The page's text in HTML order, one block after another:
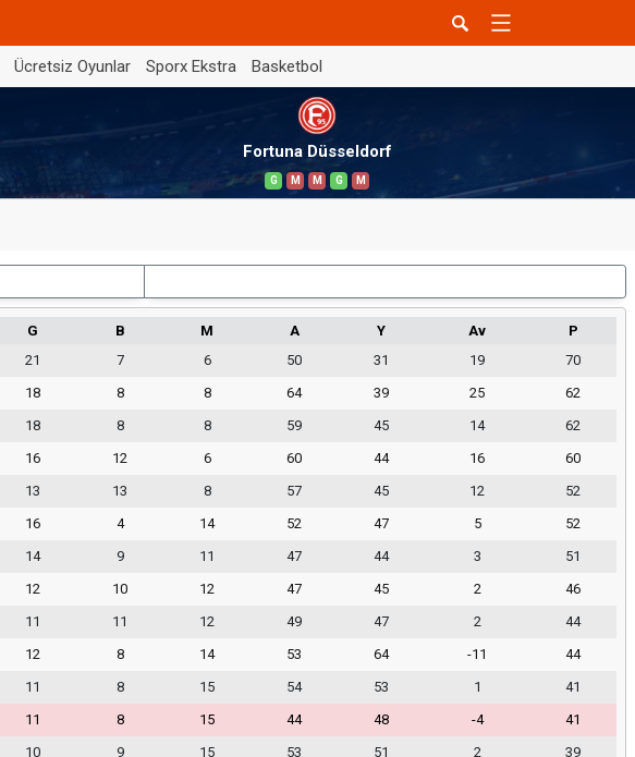
Ücretsiz Oyunlar Sporx Ekstra Basketbol
Fortuna Düsseldorf
G M M G M
G B M A Y Av
P
21 7 6 50 31 19
70
18 8 8 64 39 25
62
18 8 8 59 45 14
62
16 12 6 60 44 16
60
13 13 8 57 45 12
52
16 4 14 52 47 5
52
14 9 11 47 44 3
51
12 10 12 47 45 2
46
11 11 12 49 47 2
44
12 8 14 53 64 -11
44
11 8 15 54 53 1
41
11 8 15 44 48 -4
41
10 9 15 53 51 2
39